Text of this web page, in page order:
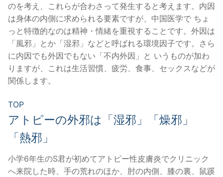
のを考え、これらが合わさって発生すると考えます。内因
は身体の内側に求められる要素ですが、中国医学で ちょ
っと特徴的なのは精神・情緒を重視することです。外因は
「風邪」とか「湿邪」などと呼ばれる環境因子です。さら
に内因でも外因でもない「不内外因」と いうものが加わ
りますが、これは生活習慣、疲労、食事、セックスなどが
関係します。
TOP
アトピーの外邪は「湿邪」「燥邪」
「熱邪」
小学6年生のS君が初めてアトピー性皮膚炎でクリニック
へ来院した時、手の荒れのほか、肘の内側、膝の裏、鼠蹊